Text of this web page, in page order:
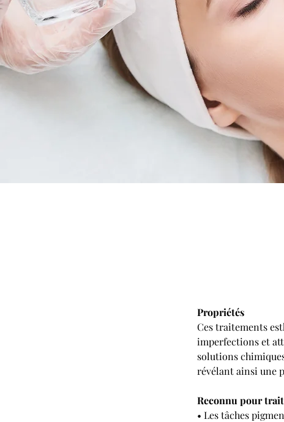
Propriétés
Ces traitements
imperfections et
solutions
révélant ainsi une
Reconnu pour
• Les tâches